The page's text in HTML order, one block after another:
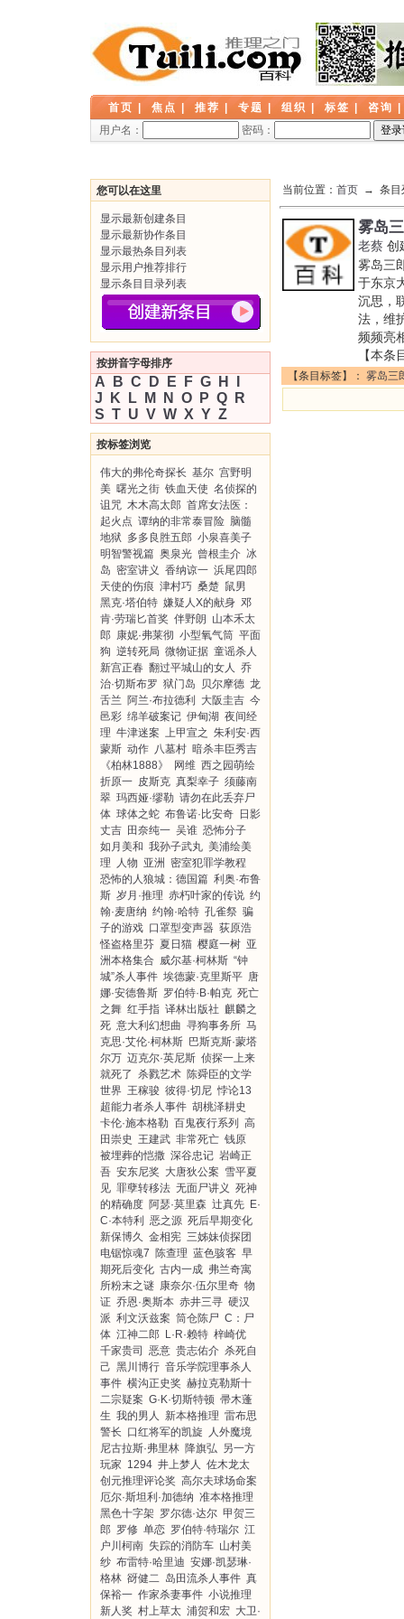
首页 焦点 推荐 专题 组织 标签 咨询
用户名：
密码：
您可以在这里
显示最新创建条目
显示最新协作条目
显示最热条目列表
显示用户推荐排行
显示条目目录列表
按拼音字母排序
A B C D E F G H
J
K L M N O P Q
R
S T U V W X Y Z
按标签浏览
伟大的弗伦奇探长 基尔 宫野明
美 曙光之街 铁血天使 名侦探的
诅咒 木木高太郎 首席女法医：
起火点 谭纳的非常泰冒险 脑髓
地狱 多多良胜五郎 小泉喜美子
明智警视篇 奥泉光 曾根圭介 冰
岛 密室讲义 香纳谅一 浜尾四郎
天使的伤痕 津村巧 桑楚 鼠男
黑克·塔伯特 嫌疑人X的献身 邓
肯·劳瑞匕首奖 伴野朗 山本禾太
郎 康妮·弗莱彻 小型氧气筒 平面
狗 逆转死局 微物证据 童谣杀人
新宫正春 翻过平城山的女人 乔
治·切斯布罗 狱门岛 贝尔摩德 龙
舌兰 阿兰·布拉德利 大阪圭吉 今
邑彩 绵羊破案记 伊甸湖 夜间经
理 牛津迷案 上甲宣之 朱利安·西
蒙斯 动作 八墓村 暗杀丰臣秀吉
《柏林1888》
网维 西之园萌绘
折原一 皮斯克 真梨幸子 须藤南
翠 玛西娅·缪勒 请勿在此丢弃尸
体 球体之蛇 布鲁诺·比安奇 日影
丈吉 田奈纯一 吴谁 恐怖分子
如月美和 我孙子武丸 美浦绘美
理
人物 亚洲 密室犯罪学教程
恐怖的人狼城：德国篇 利奥·布鲁
斯 岁月·推理 赤朽叶家的传说 约
翰·麦唐纳 约翰·哈特 孔雀祭 骗
子的游戏 口罩型变声器 荻原浩
怪盗格里芬 夏日猫 樱庭一树 亚
洲本格集合 威尔基·柯林斯 “钟
城”杀人事件 埃德蒙·克里斯平 唐
娜·安德鲁斯 罗伯特·B·帕克 死亡
之舞 红手指 译林出版社 麒麟之
死 意大利幻想曲 寻狗事务所 马
克思·艾伦·柯林斯 巴斯克斯·蒙塔
尔万 迈克尔·英尼斯 侦探一上来
就死了 杀戮艺术 陈舜臣的文学
世界 王稼骏 彼得·切尼 悖论13
超能力者杀人事件 胡桃泽耕史
卡伦·施本格勒 百鬼夜行系列
高
田崇史
王建武 非常死亡 钱原
被埋葬的恺撒 深谷忠记 岩崎正
吾 安东尼奖 大唐狄公案 雪平夏
见 罪孽转移法 无面尸讲义 死神
的精确度 阿瑟·莫里森 辻真先 E·
C·本特利
恶之源 死后早期变化
新保博久 金相宪 三姊妹侦探团
电锯惊魂7 陈查理 蓝色骇客 早
期死后变化 古内一成 弗兰奇寓
所粉末之谜 康奈尔·伍尔里奇 物
证 乔恩·奥斯本 赤井三寻 硬汉
派 利文沃兹案 筒仓陈尸 C：尸
体 江神二郎 L·R·赖特 梓崎优
千家贵司
恶意 贵志佑介 杀死自
己 黑川博行 音乐学院理事杀人
事件 横沟正史奖 赫拉克勒斯十
二宗疑案 G·K·切斯特顿 帚木蓬
生 我的男人 新本格推理 雷布思
警长 口红将军的凯旋
人外魔境
尼古拉斯·弗里林 降旗弘 另一方
玩家 1294 井上梦人 佐木龙太
创元推理评论奖 高尔夫球场命案
厄尔·斯坦利·加德纳 准本格推理
黑色十字架 罗尔德·达尔 甲贺三
郎 罗修 单恋 罗伯特·特瑞尔 江
户川柯南 失踪的消防车 山村美
纱 布雷特·哈里迪 安娜·凯瑟琳·
格林 谺健二 岛田流杀人事件 真
保裕一 作家杀妻事件 小说推理
新人奖 村上草太 浦贺和宏 大卫·
当前位置： 首页 → 条目
雾岛
老蔡 创
雾岛三
于东京
沉思，
法，维
频频亮
【本条
【条目标签】： 雾岛三